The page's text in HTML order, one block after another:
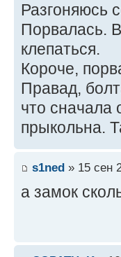
Разгоняюсь
Порвалась.
клепаться.
Короче,
Правад,
что сначала
прыкольна.
s1ned » 15 сен
а замок